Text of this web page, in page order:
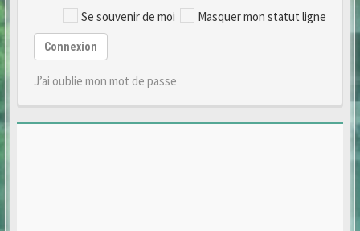
Se souvenir de moi Masquer mon statut ligne
Connexion
J’ai oublie mon mot de passe